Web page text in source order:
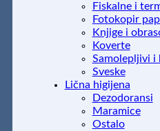
Fiskalne i
Fotokopir
Knjige i
Koverte
Samolepljivi i
Sveske
Lična higijena
Dezodoransi
Maramice
Ostalo